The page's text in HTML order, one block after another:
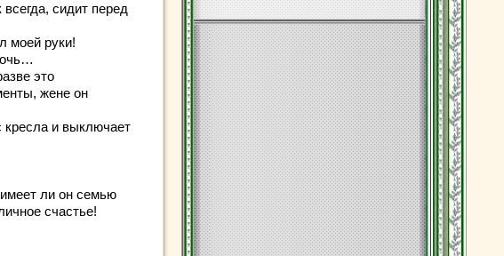
сидит перед
моей руки!
это
жене он
и выключает
ли он семью
счастье!